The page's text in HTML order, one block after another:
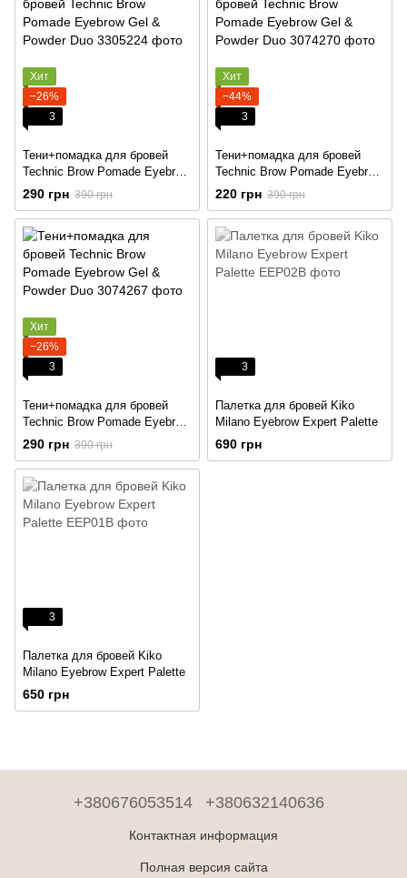
Хит
−26%
3
Тени+помадка для бровей
Technic Brow Pomade Eyebrow
Gel & Powder Duo
290 грн 390 грн
Хит
−44%
3
Тени+помадка для бровей
Technic Brow Pomade Eyebrow
Gel & Powder Duo
220 грн 390 грн
Хит
−26%
3
Тени+помадка для бровей
Technic Brow Pomade Eyebrow
Gel & Powder Duo
290 грн 390 грн
3
Палетка для бровей Kiko
Milano Eyebrow Expert Palette
690 грн
3
Палетка для бровей Kiko
Milano Eyebrow Expert Palette
650 грн
+380676053514 +380632140636
Контактная информация
Полная версия сайта